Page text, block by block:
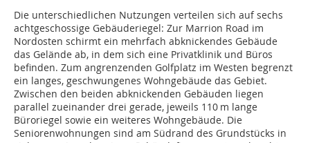
Die unterschiedlichen Nutzungen verteilen sich auf sechs
achtgeschossige Gebäuderiegel: Zur Marrion Road im
Nordosten schirmt ein mehrfach abknickendes Gebäude
das Gelände ab, in dem sich eine Privatklinik und Büros
befinden. Zum angrenzenden Golfplatz im Westen begrenzt
ein langes, geschwungenes Wohngebäude das Gebiet.
Zwischen den beiden abknickenden Gebäuden liegen
parallel zueinander drei gerade, jeweils 110 m lange
Büroriegel sowie ein weiteres Wohngebäude. Die
Seniorenwohnungen sind am Südrand des Grundstücks in